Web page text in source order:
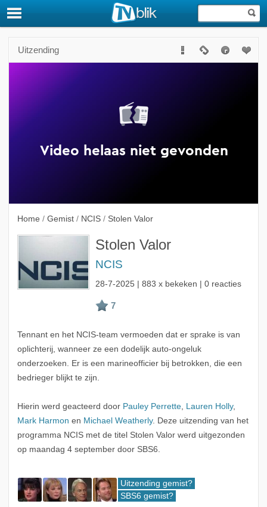
Uitzending
Home / Gemist / NCIS / Stolen Valor
Stolen Valor
NCIS
28-7-2025 | 883 x bekeken | 0 reacties
Tennant en het NCIS-team vermoeden dat er sprake is van
oplichterij, wanneer ze een dodelijk auto-ongeluk
onderzoeken. Er is een marineofficier bij betrokken, die een
bedrieger blijkt te zijn.
Hierin werd geacteerd door Pauley Perrette, Lauren Holly,
Mark Harmon en Michael Weatherly. Deze uitzending van het
programma NCIS met de titel Stolen Valor werd uitgezonden
op maandag 4 september door SBS6.
Uitzending gemist?
SBS6 gemist?